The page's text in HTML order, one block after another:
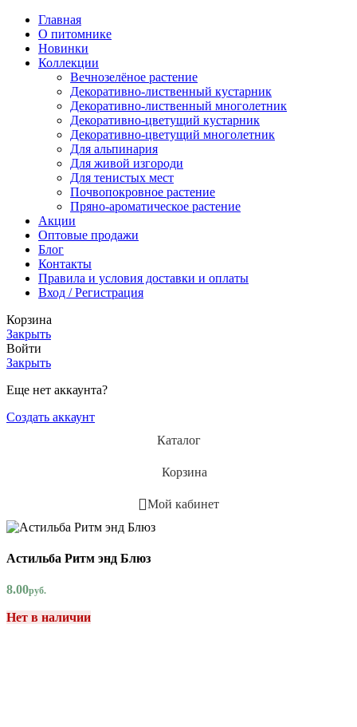
Главная
О питомнике
Новинки
Коллекции
Вечнозелёное растение
Декоративно-лиственный кустарник
Декоративно-лиственный многолетник
Декоративно-цветущий кустарник
Декоративно-цветущий многолетник
Для альпинария
Для живой изгороди
Для тенистых мест
Почвопокровное растение
Пряно-ароматическое растение
Акции
Оптовые продажи
Блог
Контакты
Правила и условия доставки и оплаты
Вход / Регистрация
Корзина
Закрыть
Войти
Закрыть
Еще нет аккаунта?
Создать аккаунт
Каталог
Корзина
Мой кабинет
Астильба Ритм энд Блюз
8.00руб.
Нет в наличии